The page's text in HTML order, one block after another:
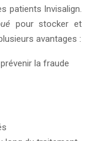
patients Invisalign.
pour stocker et
avantages :
la fraude